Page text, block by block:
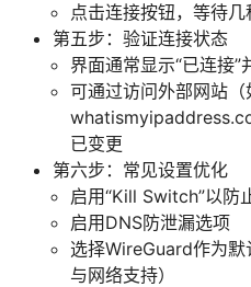
点击连接按钮，等待
第五步：验证连接状态
界面通常显示“已连接
可通过访问外部网站（
已变更
第六步：常见设置优化
启用“Kill Switch”以防
启用DNS防泄漏选项
选择WireGuard作为
与网络支持）